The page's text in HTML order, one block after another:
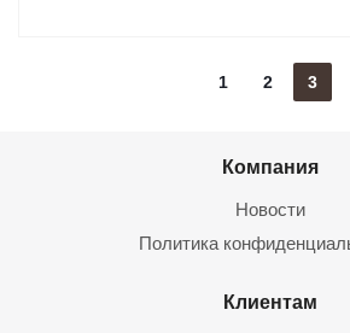
1 2 3
Компания
Новости
Политика
Клиентам